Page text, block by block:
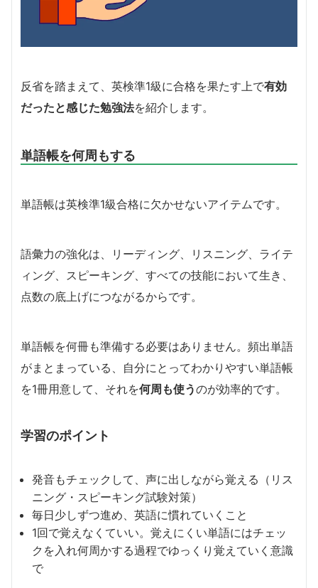
反省を踏まえて、英検準1級に合格を果たす上で有効
だったと感じた勉強法を紹介します。
単語帳を何周もする
単語帳は英検準1級合格に欠かせないアイテムです。
語彙力の強化は、リーディング、リスニング、ライテ
ィング、スピーキング、すべての技能において生き、
点数の底上げにつながるからです。
単語帳を何冊も準備する必要はありません。頻出単語
がまとまっている、自分にとってわかりやすい単語帳
を1冊用意して、それを何周も使うのが効率的です。
学習のポイント
発音もチェックして、声に出しながら覚える（リス
ニング・スピーキング試験対策）
毎日少しずつ進め、英語に慣れていくこと
1回で覚えなくていい。覚えにくい単語にはチェッ
クを入れ何周かする過程でゆっくり覚えていく意識
で